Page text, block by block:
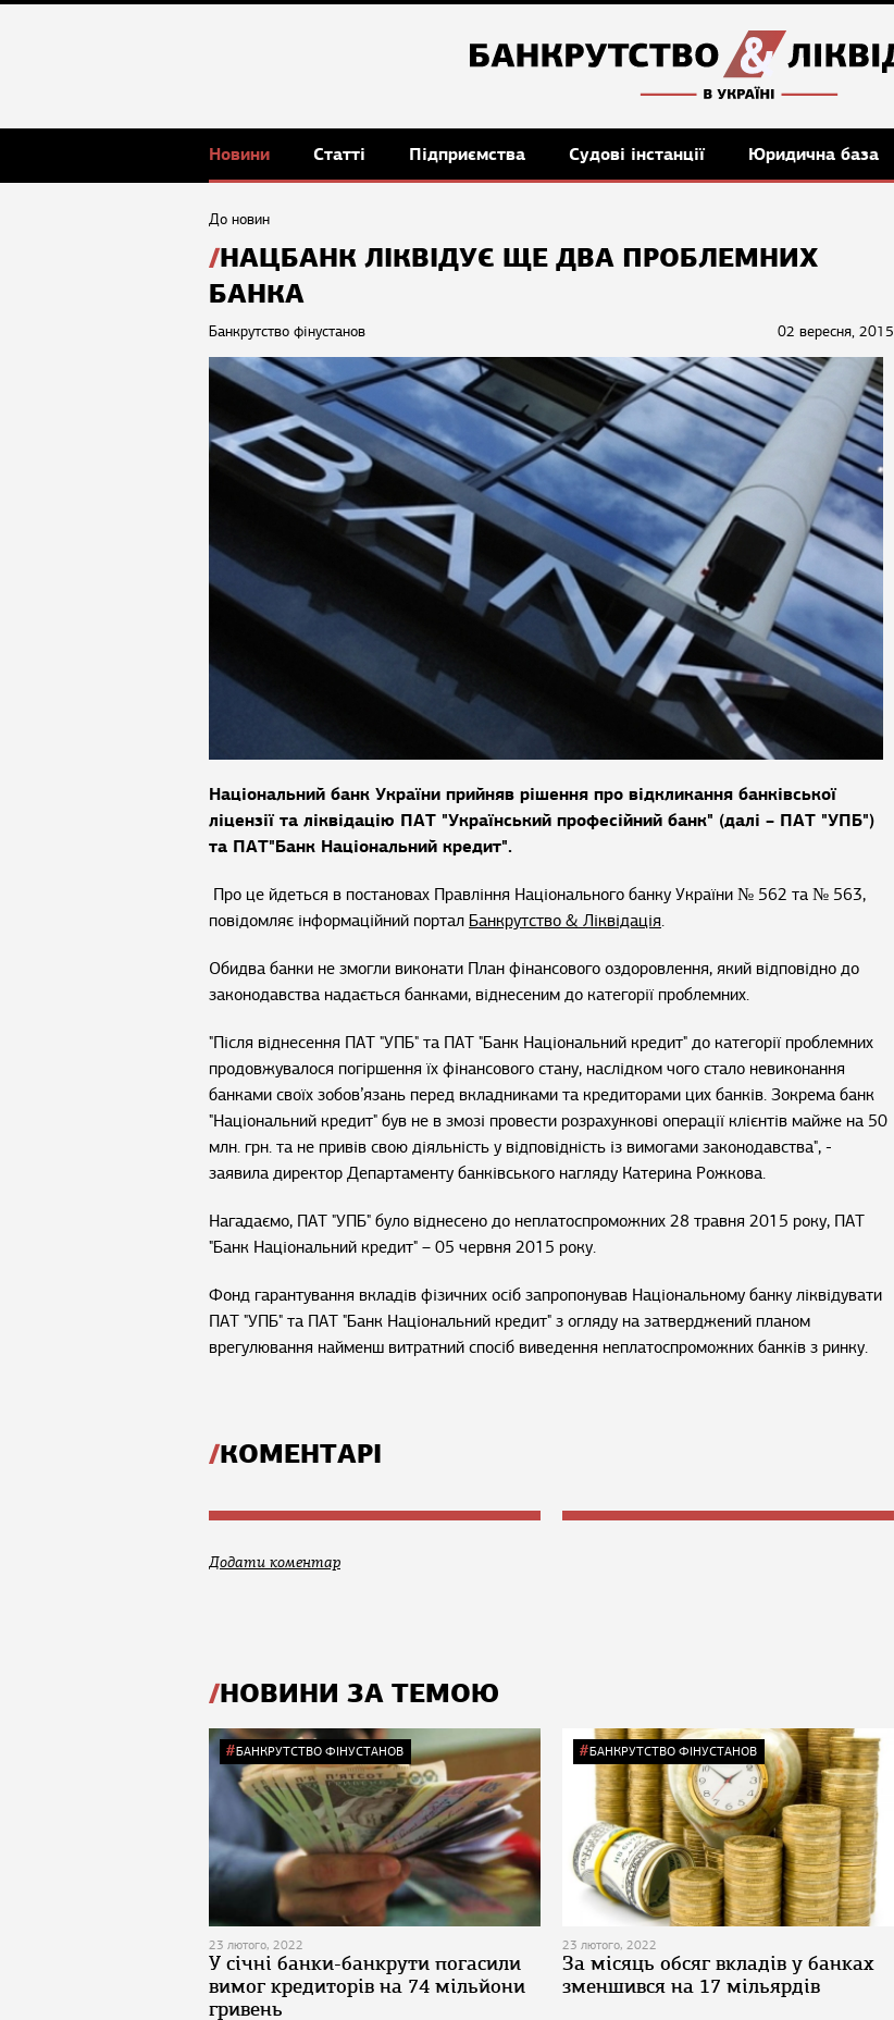
Новини Статті Підприємства Судові інстанції Юридична база
До новин
НАЦБАНК ЛІКВІДУЄ ЩЕ ДВА ПРОБЛЕМНИХ
БАНКА
02 вересня, 2015
Банкрутство фінустанов
Національний банк України прийняв рішення про відкликання банківської
ліцензії та ліквідацію ПАТ "Український професійний банк" (далі – ПАТ "УПБ")
та ПАТ"Банк Національний кредит".
Про це йдеться в постановах Правління Національного банку України № 562 та № 563,
повідомляє інформаційний портал Банкрутство & Ліквідація.
Обидва банки не змогли виконати План фінансового оздоровлення, який відповідно до
законодавства надається банками, віднесеним до категорії проблемних.
"Після віднесення ПАТ "УПБ" та ПАТ "Банк Національний кредит" до категорії проблемних
продовжувалося погіршення їх фінансового стану, наслідком чого стало невиконання
банками своїх зобов’язань перед вкладниками та кредиторами цих банків. Зокрема банк
"Національний кредит" був не в змозі провести розрахункові операції клієнтів майже на 50
млн. грн. та не привів свою діяльність у відповідність із вимогами законодавства", -
заявила директор Департаменту банківського нагляду Катерина Рожкова.
Нагадаємо, ПАТ "УПБ" було віднесено до неплатоспроможних 28 травня 2015 року, ПАТ
"Банк Національний кредит" – 05 червня 2015 року.
Фонд гарантування вкладів фізичних осіб запропонував Національному банку ліквідувати
ПАТ "УПБ" та ПАТ "Банк Національний кредит" з огляду на затверджений планом
врегулювання найменш витратний спосіб виведення неплатоспроможних банків з ринку.
КОМЕНТАРІ
Додати коментар
НОВИНИ ЗА ТЕМОЮ
БАНКРУТСТВО ФІНУСТАНОВ
23 лютого, 2022
У січні банки-банкрути погасили
вимог кредиторів на 74 мільйони
гривень
БАНКРУТСТВО ФІНУСТАНОВ
23 лютого, 2022
За місяць обсяг вкладів у банках
зменшився на 17 мільярдів